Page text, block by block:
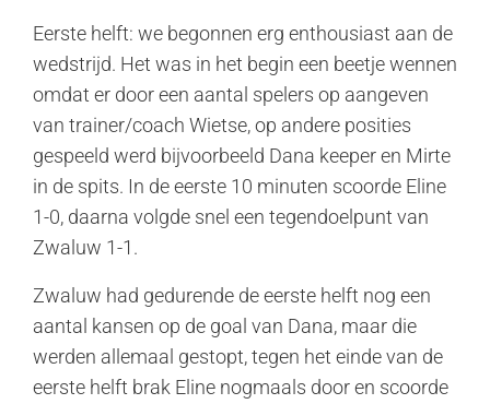
Eerste helft: we begonnen erg enthousiast aan de
wedstrijd. Het was in het begin een beetje wennen
omdat er door een aantal spelers op aangeven
van trainer/coach Wietse, op andere posities
gespeeld werd bijvoorbeeld Dana keeper en Mirte
in de spits. In de eerste 10 minuten scoorde Eline
1-0, daarna volgde snel een tegendoelpunt van
Zwaluw 1-1.
Zwaluw had gedurende de eerste helft nog een
aantal kansen op de goal van Dana, maar die
werden allemaal gestopt, tegen het einde van de
eerste helft brak Eline nogmaals door en scoorde